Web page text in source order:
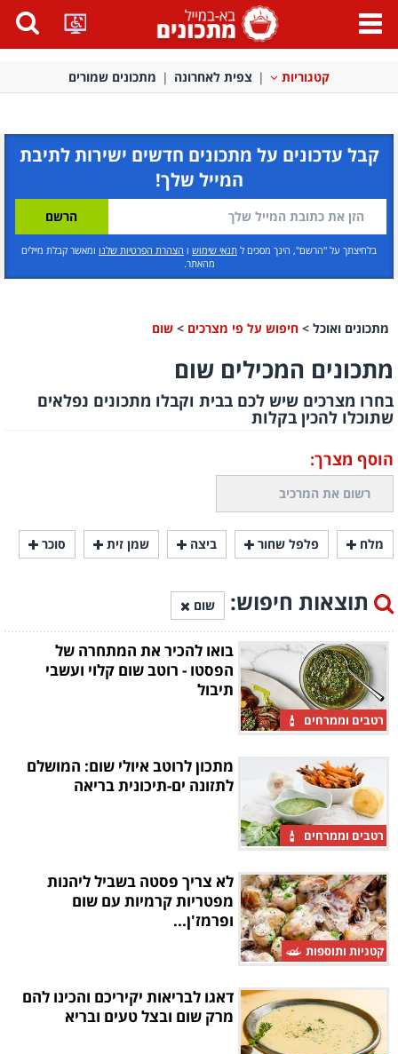
פתח
תפריט
קטגוריות צפית לאחרונה מתכונים שמורים
קבל עדכונים על מתכונים חדשים ישירות לתיבת
המייל שלך!
בלחיצתך על "הרשם", הינך מסכים ל תנאי שימוש ו הצהרת הפרטיות שלנו ומאשר קבלת מיילים
מהאתר.
מתכונים ואוכל > חיפוש על פי מצרכים > שום
מתכונים המכילים שום
בחרו מצרכים שיש לכם בבית וקבלו מתכונים נפלאים
שתוכלו להכין בקלות
הוסף מצרך:
מלח פלפל שחור ביצה שמן זית סוכר
תוצאות חיפוש: שום
רטבים וממרחים
בואו להכיר את המתחרה של
הפסטו - רוטב שום קלוי ועשבי
תיבול
רטבים וממרחים
מתכון לרוטב איולי שום: המושלם
לתזונה ים-תיכונית בריאה
קטניות ותוספות
לא צריך פסטה בשביל ליהנות
מפטריות קרמיות עם שום
ופרמז'ן...
דאגו לבריאות יקיריכם והכינו להם
מרק שום ובצל טעים ובריא